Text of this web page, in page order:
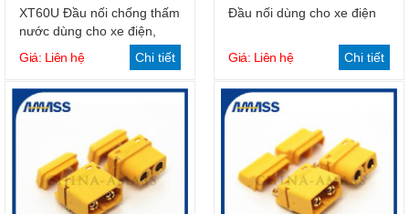
XT60U Đầu nối chống thấm
nước dùng cho xe điện,
động cơ
Giá: Liên hệ Chi tiết
Đầu nối dùng cho xe điện
Giá: Liên hệ Chi tiết